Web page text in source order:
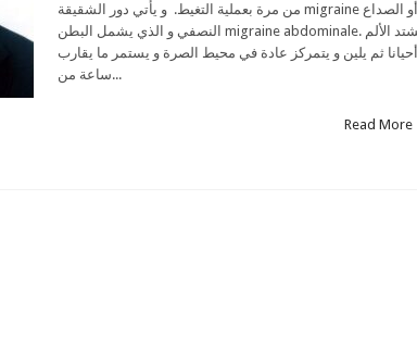
من مرة بعملية التغيط. و يأتي دور الشقيقة migraine أو الصداع
النصفي و الذي يشمل البطن migraine abdominale. يشتد الألم
أحيانا ثم يلين و يتمركز عادة في محيط الصرة و يستمر ما يقارب
ساعة من...
Read More